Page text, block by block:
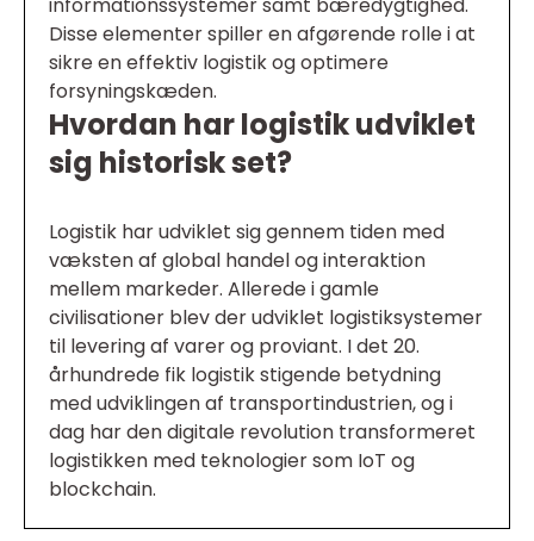
informationssystemer samt bæredygtighed.
Disse elementer spiller en afgørende rolle i at
sikre en effektiv logistik og optimere
forsyningskæden.
Hvordan har logistik udviklet
sig historisk set?
Logistik har udviklet sig gennem tiden med
væksten af global handel og interaktion
mellem markeder. Allerede i gamle
civilisationer blev der udviklet logistiksystemer
til levering af varer og proviant. I det 20.
århundrede fik logistik stigende betydning
med udviklingen af transportindustrien, og i
dag har den digitale revolution transformeret
logistikken med teknologier som IoT og
blockchain.